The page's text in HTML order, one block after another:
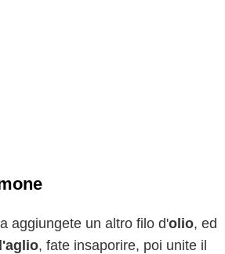
aggiungete un altro filo d'olio, ed
, fate insaporire, poi unite il